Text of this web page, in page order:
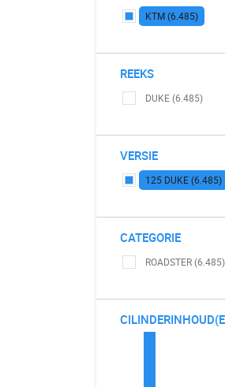
KTM (6.485)
REEKS
DUKE (6.485)
VERSIE
125 DUKE (6.485)
CATEGORIE
ROADSTER (6.485)